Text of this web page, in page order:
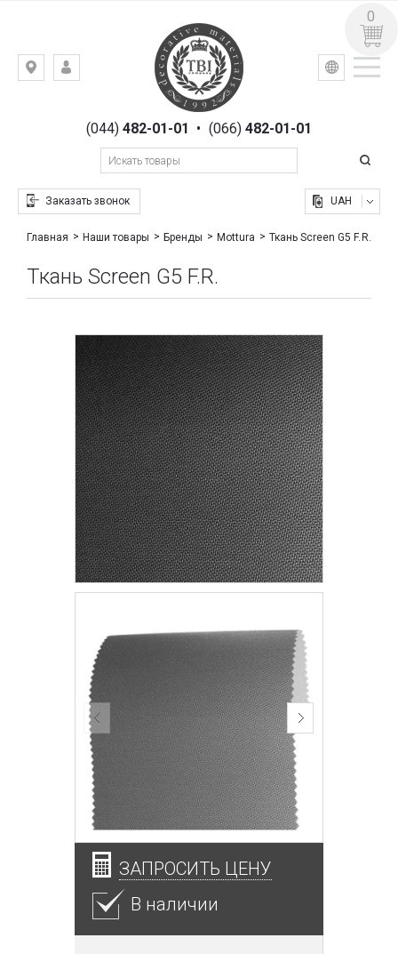
Киев,
Гоголевская,(044)482-01-01 • (066) 482-01-01
Заказать звонок
УКР РУС
UAH
0
Главная Наши товары Бренды Mottura Ткань Screen G5 F.R.
Ткань Screen G5 F.R.
ЗАПРОСИТЬ ЦЕНУ
В наличии